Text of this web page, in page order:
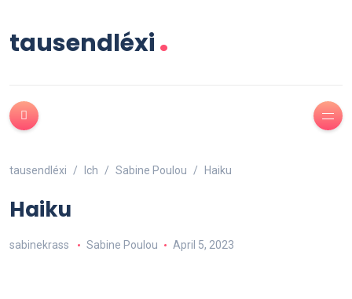
tausendléxi.
tausendléxi Ich Sabine Poulou Haiku
Haiku
sabinekrass Sabine Poulou April 5, 2023